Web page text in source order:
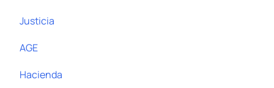
Justicia
AGE
Hacienda